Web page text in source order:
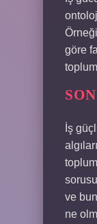
göre
İş
ve
ne